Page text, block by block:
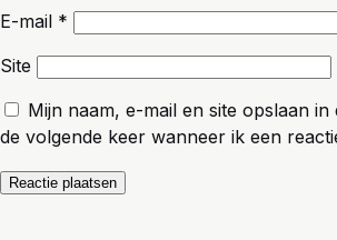
E-mail *
Site
Mijn naam, e-mail en site opslaan
de volgende keer wanneer ik een